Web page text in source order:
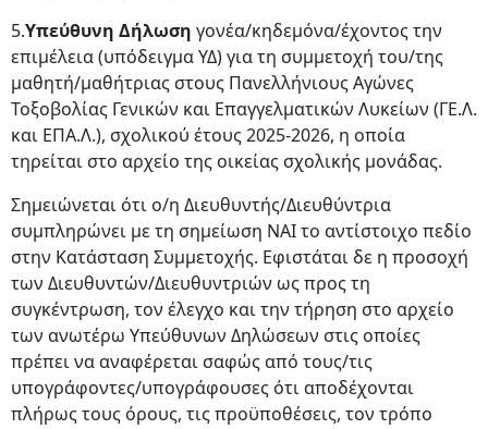
5.Υπεύθυνη Δήλωση γονέα/κηδεμόνα/έχοντος την
επιμέλεια (υπόδειγμα ΥΔ) για τη συμμετοχή του/της
μαθητή/μαθήτριας στους Πανελλήνιους Αγώνες
Τοξοβολίας Γενικών και Επαγγελματικών Λυκείων (ΓΕ.Λ.
και ΕΠΑ.Λ.), σχολικού έτους 2025-2026, η οποία
τηρείται στο αρχείο της οικείας σχολικής μονάδας.
Σημειώνεται ότι ο/η Διευθυντής/Διευθύντρια
συμπληρώνει με τη σημείωση ΝΑΙ το αντίστοιχο πεδίο
στην Κατάσταση Συμμετοχής. Εφιστάται δε η προσοχή
των Διευθυντών/Διευθυντριών ως προς τη
συγκέντρωση, τον έλεγχο και την τήρηση στο αρχείο
των ανωτέρω Υπεύθυνων Δηλώσεων στις οποίες
πρέπει να αναφέρεται σαφώς από τους/τις
υπογράφοντες/υπογράφουσες ότι αποδέχονται
πλήρως τους όρους, τις προϋποθέσεις, τον τρόπο